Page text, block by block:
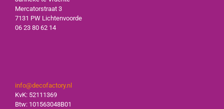
Mercatorstraat 3
7131 PW Lichtenvoorde
06 23 80 62 14
info@decofactory.nl
KvK: 52111369
Btw: 101563048B01